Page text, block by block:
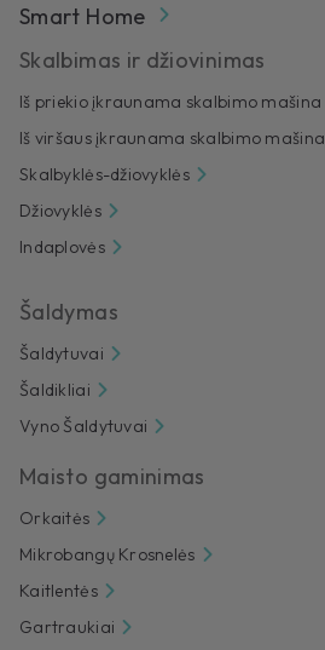
Smart Home
Skalbimas ir džiovinimas
Iš priekio įkraunama skalbimo mašina
Iš viršaus įkraunama skalbimo mašina
Skalbyklės-džiovyklės
Džiovyklės
Indaplovės
Šaldymas
Šaldytuvai
Šaldikliai
Vyno Šaldytuvai
Maisto gaminimas
Orkaitės
Mikrobangų Krosnelės
Kaitlentės
Gartraukiai